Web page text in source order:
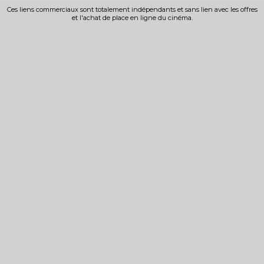
Ces liens commerciaux sont totalement indépendants et sans lien avec les offres
et l'achat de place en ligne du cinéma.